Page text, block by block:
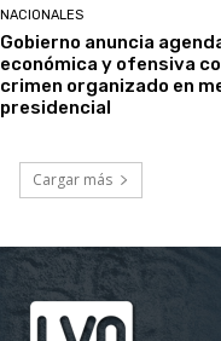
NACIONALES
Gobierno anuncia
económica y ofensiva
crimen organizado en
presidencial
Cargar más